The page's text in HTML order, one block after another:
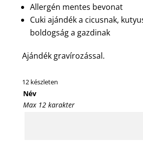
Allergén mentes bevonat
Cuki ajándék a cicusnak,
boldogság a gazdinak
Ajándék gravírozással.
12 készleten
Név
Max 12 karakter